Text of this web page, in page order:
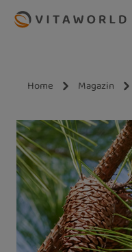
Zum Hauptinhalt springen
Home Magazin